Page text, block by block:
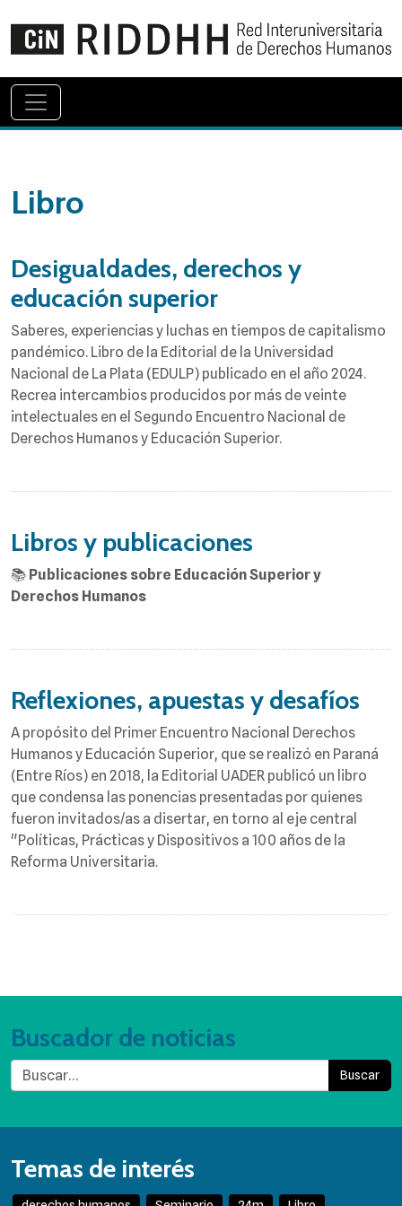
Libro
Desigualdades, derechos y
educación superior
Saberes, experiencias y luchas en tiempos de capitalismo
pandémico. Libro de la Editorial de la Universidad
Nacional de La Plata (EDULP) publicado en el año 2024.
Recrea intercambios producidos por más de veinte
intelectuales en el Segundo Encuentro Nacional de
Derechos Humanos y Educación Superior.
Libros y publicaciones
📚 Publicaciones sobre Educación Superior y
Derechos Humanos
Reflexiones, apuestas y desafíos
A propósito del Primer Encuentro Nacional Derechos
Humanos y Educación Superior, que se realizó en Paraná
(Entre Ríos) en 2018, la Editorial UADER publicó un libro
que condensa las ponencias presentadas por quienes
fueron invitados/as a disertar, en torno al eje central
"Políticas, Prácticas y Dispositivos a 100 años de la
Reforma Universitaria.
Buscador de noticias
Buscar
Temas de interés